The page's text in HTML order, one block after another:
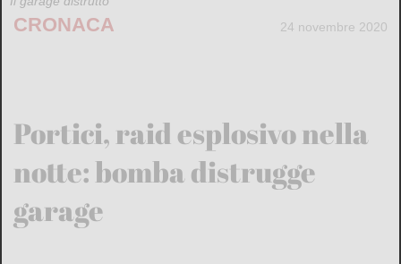
CRONACA 24 novembre 2020
Portici, raid esplosivo nella
notte: bomba distrugge
garage